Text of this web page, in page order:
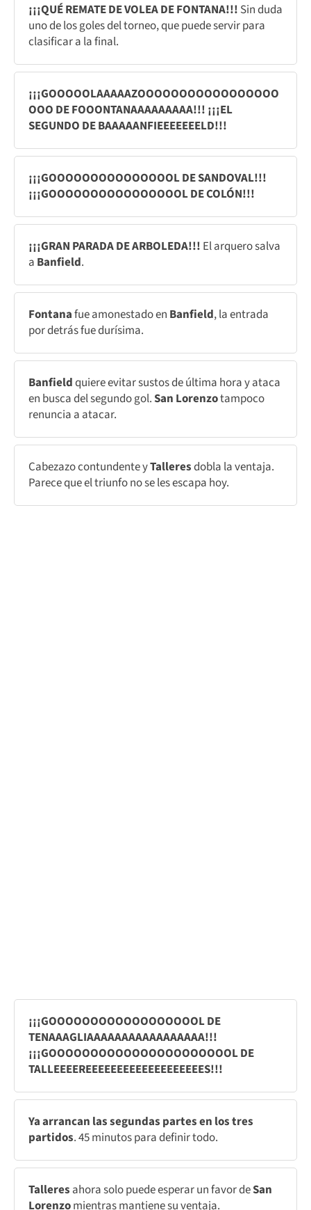
¡¡¡QUÉ REMATE DE VOLEA DE FONTANA!!! Sin duda
uno de los goles del torneo, que puede servir para
clasificar a la final.
¡¡¡GOOOOOLAAAAAZOOOOOOOOOOOOOOOOO
OOO DE FOOONTANAAAAAAAAA!!! ¡¡¡EL
SEGUNDO DE BAAAAANFIEEEEEEELD!!!
¡¡¡GOOOOOOOOOOOOOOOL DE SANDOVAL!!!
¡¡¡GOOOOOOOOOOOOOOOOL DE COLÓN!!!
¡¡¡GRAN PARADA DE ARBOLEDA!!! El arquero salva
a Banfield.
Fontanafue amonestado en Banfield, la entrada
por detrás fue durísima.
Banfieldquiere evitar sustos de última hora y ataca
en busca del segundo gol.San Lorenzotampoco
renuncia a atacar.
Cabezazo contundente yTalleresdobla la ventaja.
Parece que el triunfo no se les escapa hoy.
¡¡¡GOOOOOOOOOOOOOOOOOOL DE
TENAAAGLIAAAAAAAAAAAAAAAAA!!!
¡¡¡GOOOOOOOOOOOOOOOOOOOOOOL DE
TALLEEEEREEEEEEEEEEEEEEEEEEES!!!
Ya arrancan las segundas partes en los tres
partidos. 45 minutos para definir todo.
Talleres ahora solo puede esperar un favor deSan
Lorenzomientras mantiene su ventaja.